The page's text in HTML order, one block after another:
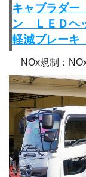
キャブラダ
ン ＬＥＤヘ
軽減ブレー
NOx規制：